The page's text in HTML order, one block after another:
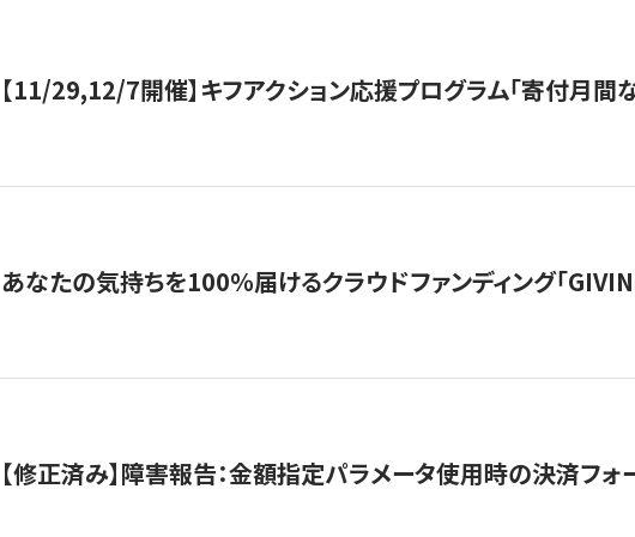
【11/29,12/7開催】キフアクション応援プログラム「寄付月間
あなたの気持ちを100％届けるクラウドファンディング「
【修正済み】障害報告：金額指定パラメータ使用時の決済フ